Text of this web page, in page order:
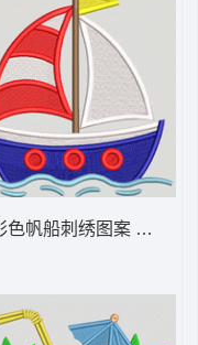
——棕榈树
色帆船刺绣图案 可爱的